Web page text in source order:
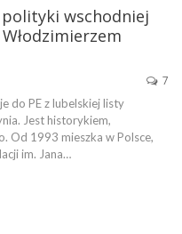
wschodniej
Włodzimierzem
7
do PE z lubelskiej listy
Jest historykiem,
Od 1993 mieszka w Polsce,
im. Jana…